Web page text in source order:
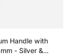
Handle with
- Silver &